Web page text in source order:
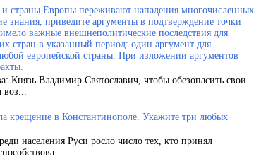
страны Европы переживают нападения многочисленных
знания, приведите аргументы в подтверждение точки
важные внешнеполитические последствия для
стран в указанный период: один аргумент для
европейской страны. При изложении аргументов
Князь Владимир Святославич, чтобы обезопасить свои
воз...
крещение в Константинополе. Укажите три любых
населения Руси росло число тех, кто принял